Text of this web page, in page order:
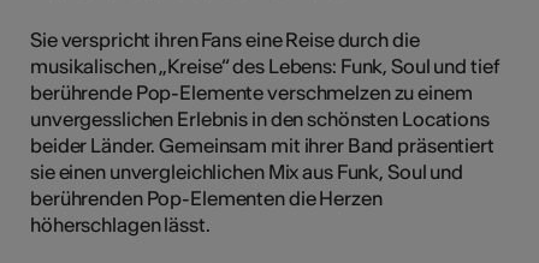
Sie verspricht ihren Fans eine Reise durch die
musikalischen „Kreise“ des Lebens: Funk, Soul und tief
berührende Pop-Elemente verschmelzen zu einem
unvergesslichen Erlebnis in den schönsten Locations
beider Länder. Gemeinsam mit ihrer Band präsentiert
sie einen unvergleichlichen Mix aus Funk, Soul und
berührenden Pop-Elementen die Herzen
höherschlagen lässt.